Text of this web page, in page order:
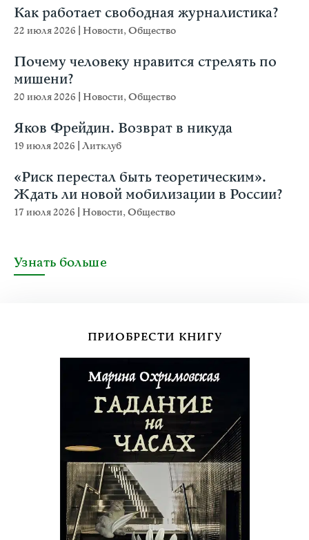
Как работает свободная журналистика?
22 июля 2026 Новости,Общество
Почему человеку нравится стрелять по
мишени?
20 июля 2026 Новости,Общество
Яков Фрейдин. Возврат в никуда
19 июля 2026 Литклуб
«Риск перестал быть теоретическим».
Ждать ли новой мобилизации в России?
17 июля 2026 Новости,Общество
Узнать больше
ПРИОБРЕСТИ КНИГУ